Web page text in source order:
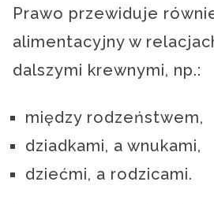
Prawo przewiduje
alimentacyjny w
dalszymi krewnymi, np.:
między rodzeństwem,
dziadkami, a wnukami,
dziećmi, a rodzicami.